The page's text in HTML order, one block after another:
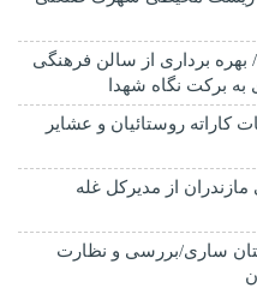
ساری / بهره برداری از سالن فرهنگی
برکت نگاه شهدا
روستائیان و عشایر
از مدیرکل غله
ساری/بررسی و نظارت